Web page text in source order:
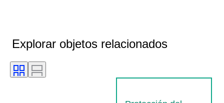
Explorar objetos relacionados